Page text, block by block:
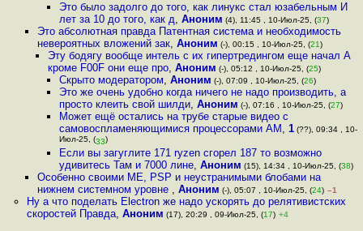
Это было задолго до того, как линукс стал юзабельным И
лет за 10 до того, как д, Аноним (4), 11:45 , 10-Июл-25, (37)
Это абсолютная правда Патентная система и необходимость
невероятных вложений зак, Аноним (-), 00:15 , 10-Июл-25, (21)
Эту бодягу вообще интель с их гипертредингом еще начал А
кроме F00F они еще про,Аноним (-), 05:12 , 10-Июл-25, (25)
Скрыто модератором, Аноним (-), 07:09 , 10-Июл-25, (26)
Это же очень удобно когда ничего не надо производить, а
просто клеить свой шилди, Аноним (-), 07:16 , 10-Июл-25, (27)
Может ещё остались на трубе старые видео с
самовоспламеняющимися процессорами АМ , 1(??), 09:34 , 10-
Июл-25, (33)
Если вы загуглите 171 ryzen сгорел 187 то возможно
удивитесь Там и 7000 лине, Аноним (15), 14:34 , 10-Июл-25, (38)
Особенно своими ME, PSP и неустранимыми блобами на
нижнем системном уровне , Аноним (-), 05:07 , 10-Июл-25, (24) –1
Ну а что поделать Electron же надо ускорять до релятивистских
скоростей Правда, Аноним (17), 20:29 , 09-Июл-25, (17) +4